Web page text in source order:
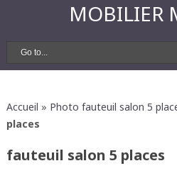
MOBILIER
Accueil » Photo fauteuil salon 5
places
fauteuil salon 5 places